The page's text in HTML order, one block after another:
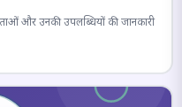
और उनकी उपलब्धियों की जानकारी